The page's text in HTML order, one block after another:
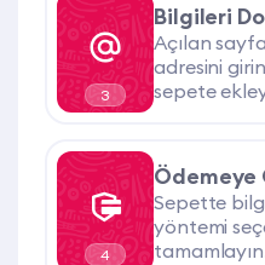
3
Bilgileri
Açılan
adresini
sepete
4
Ödemeye
Sepette
yöntemi